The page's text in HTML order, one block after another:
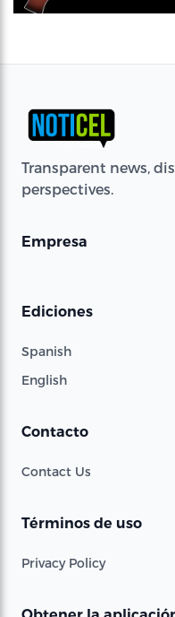
Transparent news,
perspectives.
Empresa
Ediciones
Spanish
English
Contacto
Contact Us
Términos de uso
Privacy Policy